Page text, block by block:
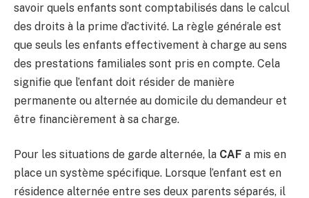
savoir quels enfants sont comptabilisés dans le calcul
des droits à la prime d’activité. La règle générale est
que seuls les enfants effectivement à charge au sens
des prestations familiales sont pris en compte. Cela
signifie que l’enfant doit résider de manière
permanente ou alternée au domicile du demandeur et
être financièrement à sa charge.
Pour les situations de garde alternée, la CAF a mis en
place un système spécifique. Lorsque l’enfant est en
résidence alternée entre ses deux parents séparés, il